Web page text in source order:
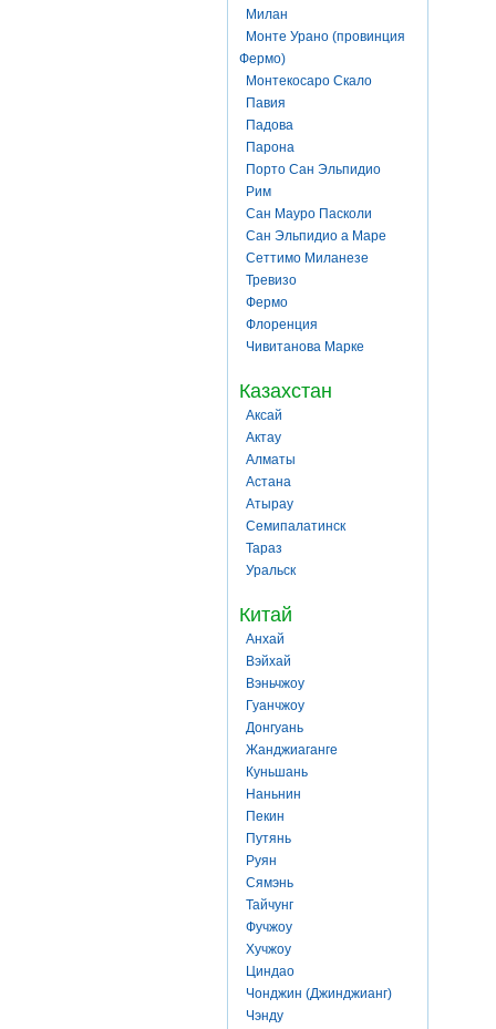
Милан
Монте Урано (провинция
Фермо)
Монтекосаро Скало
Павия
Падова
Парона
Порто Сан Эльпидио
Рим
Сан Мауро Пасколи
Сан Эльпидио а Маре
Сеттимо Миланезе
Тревизо
Фермо
Флоренция
Чивитанова Марке
Казахстан
Аксай
Актау
Алматы
Астана
Атырау
Семипалатинск
Тараз
Уральск
Китай
Анхай
Вэйхай
Вэньчжоу
Гуанчжоу
Донгуань
Жанджиаганге
Куньшань
Наньнин
Пекин
Путянь
Руян
Сямэнь
Тайчунг
Фучжоу
Хучжоу
Циндао
Чонджин (Джинджианг)
Чэнду